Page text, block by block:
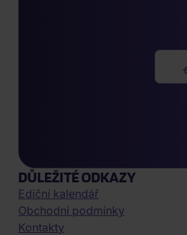
DŮLEŽITÉ ODKAZY
Ediční kalendář
Obchodní podmínky
Kontakty